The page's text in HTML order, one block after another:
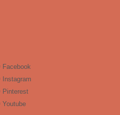
Facebook
Instagram
Pinterest
Youtube